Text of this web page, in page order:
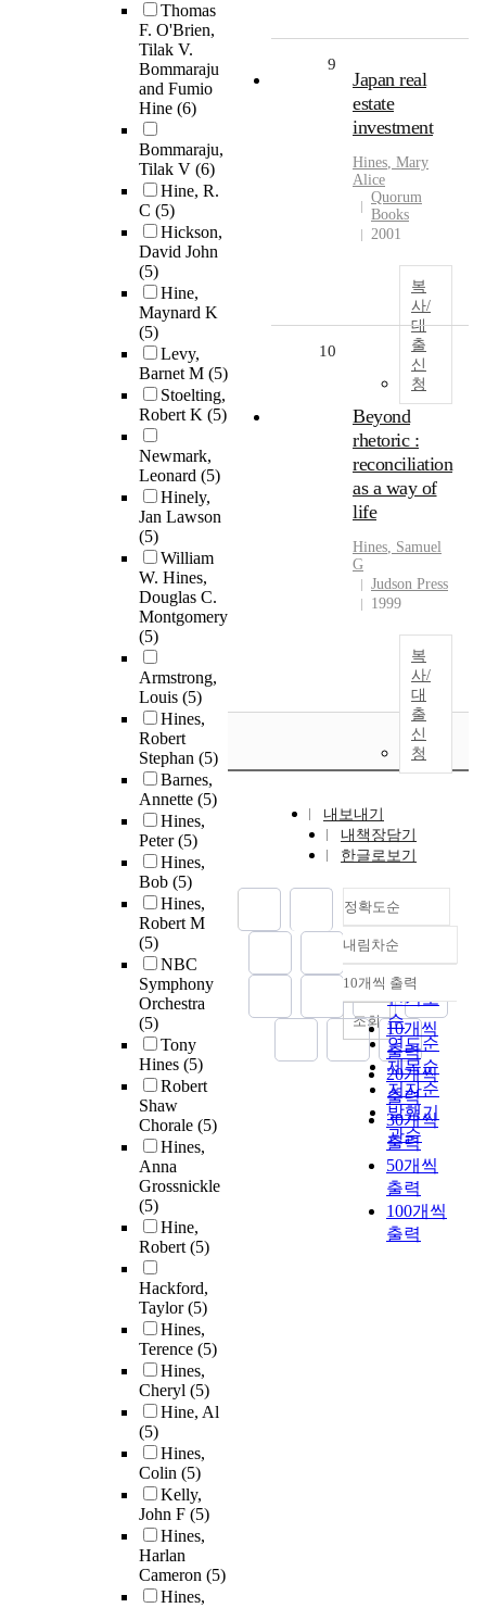
Thomas
F. O'Brien,
Tilak V.
Bommaraju
and Fumio
Hine (6)
Bommaraju,
Tilak V (6)
Hine, R.
C (5)
Hickson,
David John
(5)
Hine,
Maynard K
(5)
Levy,
Barnet M (5)
Stoelting,
Robert K (5)
Newmark,
Leonard (5)
Hinely,
Jan Lawson
(5)
William
W. Hines,
Douglas C.
Montgomery
(5)
Armstrong,
Louis (5)
Hines,
Robert
Stephan (5)
Barnes,
Annette (5)
Hines,
Peter(5)
Hines,
Bob (5)
Hines,
Robert M
(5)
NBC
Symphony
Orchestra
(5)
Tony
Hines (5)
Robert
Shaw
Chorale (5)
Hines,
Anna
Grossnickle
(5)
Hine,
Robert(5)
Hackford,
Taylor(5)
Hines,
Terence (5)
Hines,
Cheryl (5)
Hine, Al
(5)
Hines,
Colin (5)
Kelly,
John F (5)
Hines,
Harlan
Cameron (5)
Hines,
9
Japan real
estate
investment
Hines, Mary
Alice
Quorum
Books
2001
복
사/
대
출
신
청
10
Beyond
rhetoric :
reconciliation
as a way of
life
Hines, Samuel
G
Judson Press
1999
복
사/
대
출
신
청
내보내기
내책장담기
한글로보기
정확도순
정확도
순
인기도
순
연도순
제목순
저자순
발행기
관순
내림차순
내림차순
10개씩 출력
10개씩
출력
20개씩
출력
30개씩
출력
50개씩
출력
100개씩
출력
조회